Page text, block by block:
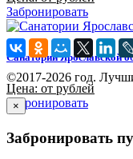
Забронировать
Санатории Ярославской
Цена: от рублей
Забронировать
©2017-2026 год.
×
Забронировать